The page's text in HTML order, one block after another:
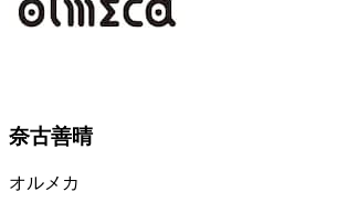
奈古善晴
オルメカ